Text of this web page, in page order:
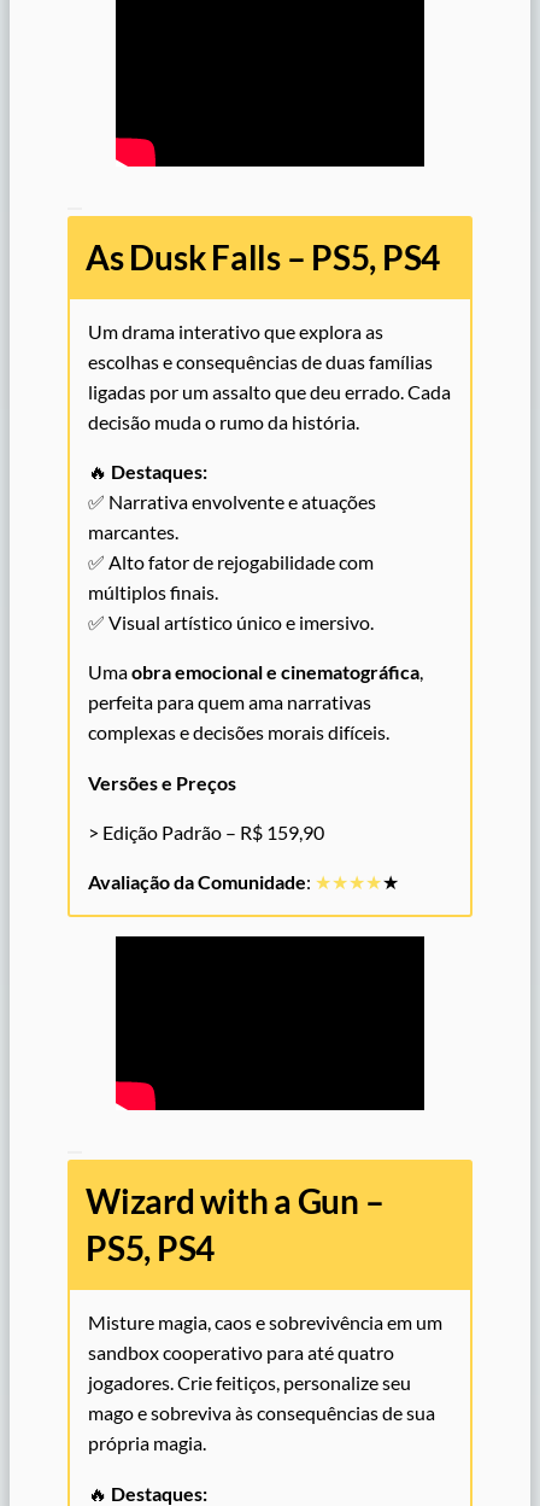
As Dusk Falls – PS5, PS4
Um drama interativo que explora as
escolhas e consequências de duas famílias
ligadas por um assalto que deu errado. Cada
decisão muda o rumo da história.
🔥 Destaques:
✅ Narrativa envolvente e atuações
marcantes.
✅ Alto fator de rejogabilidade com
múltiplos finais.
✅ Visual artístico único e imersivo.
Umaobra emocional e cinematográfica,
perfeita para quem ama narrativas
complexas e decisões morais difíceis.
Versões e Preços
> Edição Padrão – R$ 159,90
Avaliação da Comunidade: ★★★★★
Wizard with a Gun –
PS5, PS4
Misture magia, caos e sobrevivência em um
sandbox cooperativo para até quatro
jogadores. Crie feitiços, personalize seu
mago e sobreviva às consequências de sua
própria magia.
🔥 Destaques: